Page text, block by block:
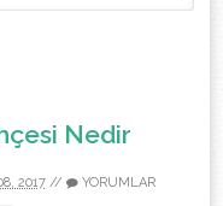
Nedir
2017// YORUMLAR